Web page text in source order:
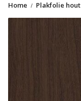
Glitter
Home Plakfolie hout
brown